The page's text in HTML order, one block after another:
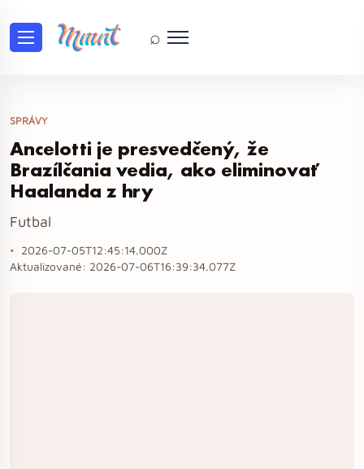
⌕
SPRÁVY
Ancelotti je presvedčený, že
Brazílčania vedia, ako eliminovať
Haalanda z hry
Futbal
2026-07-05T12:45:14.000Z
Aktualizované: 2026-07-06T16:39:34.077Z